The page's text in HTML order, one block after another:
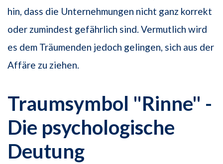
hin, dass die Unternehmungen nicht ganz korrekt
oder zumindest gefährlich sind. Vermutlich wird
es dem Träumenden jedoch gelingen, sich aus der
Affäre zu ziehen.
Traumsymbol "Rinne" -
Die psychologische
Deutung